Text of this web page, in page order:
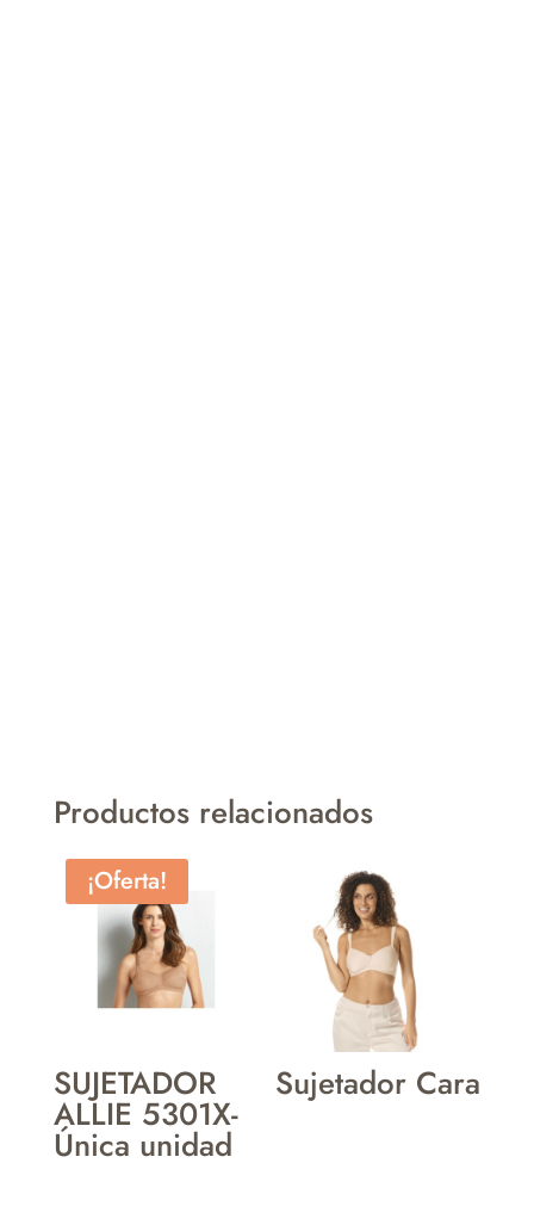
Productos relacionados
¡Oferta!
SUJETADOR
ALLIE 5301X-
Única unidad
Sujetador Cara